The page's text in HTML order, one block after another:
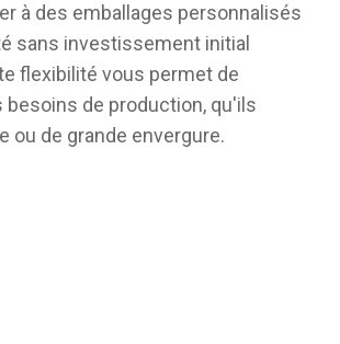
à des emballages personnalisés
sans investissement initial
flexibilité vous permet de
besoins de production, qu'ils
ou de grande envergure.